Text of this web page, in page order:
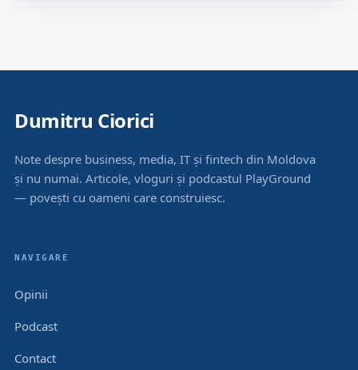
Dumitru Ciorici
Note despre business, media, IT și fintech din Moldova
și nu numai. Articole, vloguri și podcastul PlayGround
— povești cu oameni care construiesc.
NAVIGARE
Opinii
Podcast
Contact